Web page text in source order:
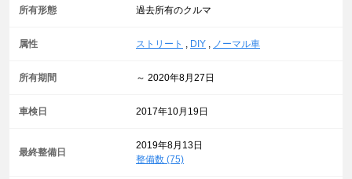
所有形態 過去所有のクルマ
属性 ストリート , DIY , ノーマル車
所有期間 ～ 2020年8月27日
車検日 2017年10月19日
最終整備日
2019年8月13日
整備数 (75)